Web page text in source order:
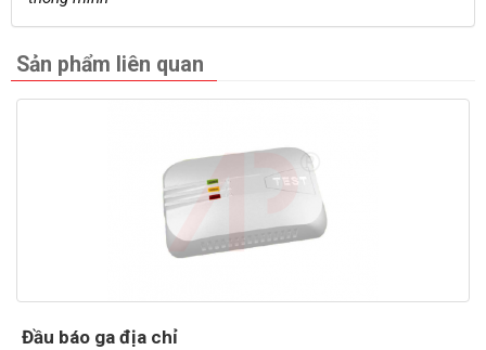
Sản phẩm liên quan
Đầu báo ga địa chỉ